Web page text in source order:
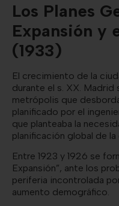
Los Planes
Expansión y
(1933)
El crecimiento de la
durante el s. XX.
metrópolis que
planificado por el
que planteaba la
planificación global de la
Entre 1923 y 1926 se
Expansión”, ante los
periferia incontrolada
aumento demográfico.